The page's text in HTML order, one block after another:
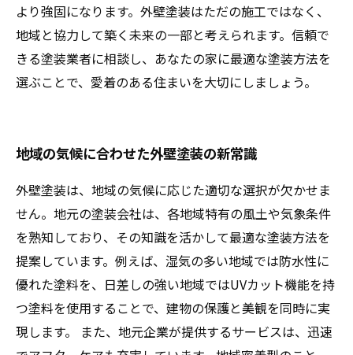
より強固になります。外壁塗装はただの施工ではなく、
地域と協力して築く未来の一部と考えられます。信頼で
きる塗装業者に相談し、あなたの家に最適な塗装方法を
選ぶことで、愛着のある住まいを大切にしましょう。
地域の気候に合わせた外壁塗装の新常識
外壁塗装は、地域の気候に応じた適切な選択が欠かせま
せん。地元の塗装会社は、各地域特有の風土や気象条件
を熟知しており、その知識を活かして最適な塗装方法を
提案しています。例えば、湿気の多い地域では防水性に
優れた塗料を、日差しの強い地域ではUVカット機能を持
つ塗料を使用することで、建物の保護と美観を同時に実
現します。 また、地元企業が提供するサービスは、迅速